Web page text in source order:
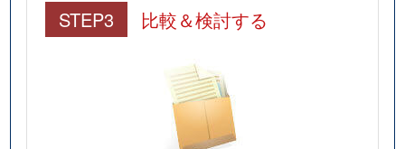
STEP3 比較＆検討する